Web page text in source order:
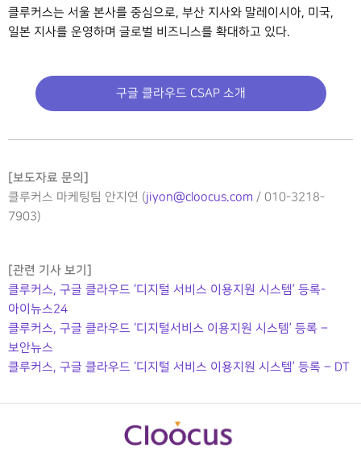
클루커스는 서울 본사를 중심으로, 부산 지사와 말레이시아, 미국,
일본 지사를 운영하며 글로벌 비즈니스를 확대하고 있다.
구글 클라우드 CSAP 소개
[보도자료 문의]
클루커스 마케팅팀 안지연 (jiyon@cloocus.com / 010-3218-
7903)
[관련 기사 보기]
클루커스, 구글 클라우드 ‘디지털 서비스 이용지원 시스템’ 등록-
아이뉴스24
클루커스, 구글 클라우드 ‘디지털서비스 이용지원 시스템’ 등록 –
보안뉴스
클루커스, 구글 클라우드 ‘디지털 서비스 이용지원 시스템’ 등록 – DT